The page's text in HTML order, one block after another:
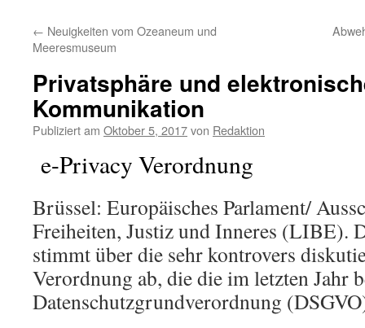
← Neuigkeiten vom Ozeaneum und
Meeresmuseum
Privatsphäre und
Kommunikation
Publiziert am Oktober 5, 2017von Redaktion
e-Privacy Verordnung
Brüssel: Europäisches Parlament/
Freiheiten, Justiz und Inneres (LIBE).
stimmt über die sehr kontrovers
Verordnung ab, die die im letzten Jahr
Datenschutzgrundverordnung